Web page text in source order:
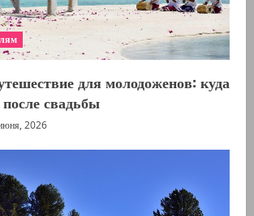
для молодоженов: куда
свадьбы
2026